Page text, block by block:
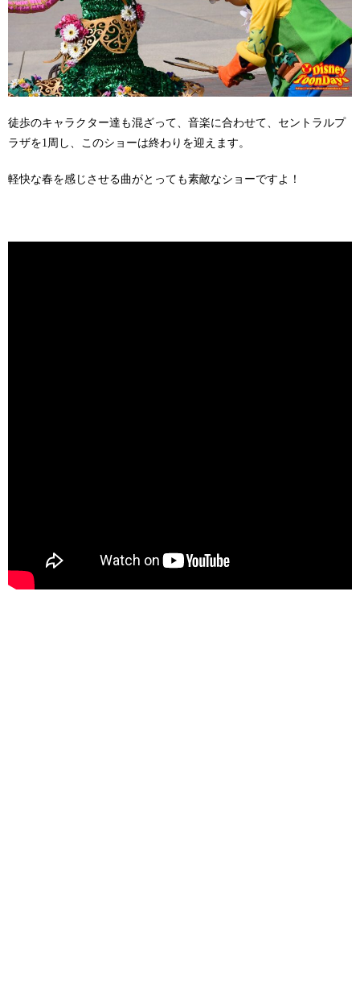
徒歩のキャラクター達も混ざって、音楽に合わせて、セントラルプ
ラザを1周し、このショーは終わりを迎えます。
軽快な春を感じさせる曲がとっても素敵なショーですよ！